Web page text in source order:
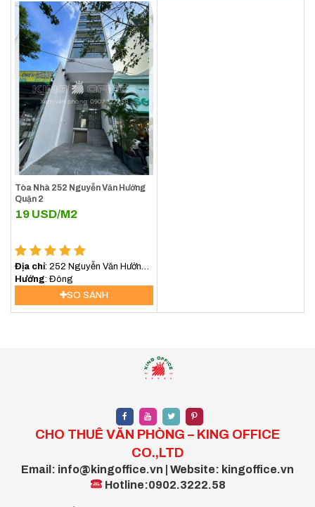
Tòa Nhà 252 Nguyễn Văn Hưởng
Quận 2
19 USD/M2
Địa chỉ: 252 Nguyễn Văn Hưởng,
An Khánh, Hồ Chí Minh, Việt Nam
Hướng : Đông
SO SÁNH
CHO THUÊ VĂN PHÒNG – KING OFFICE
CO.,LTD
Email: info@kingoffice.vn | Website: kingoffice.vn
Hotline:0902.3222.58